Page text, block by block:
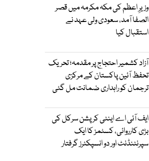
وزیرِ اعظم کی مکہ مکرمہ میں قصر
الصفا آمد، سعودی ولی عہد نے
استقبال کیا
آزاد کشمیر احتجاج پر مقدمہ؛ تحریک
تحفظ آئین پاکستان کے مرکزی
ترجمان کو راہداری ضمانت مل گئی
ایف آئی اے اینٹی کرپشن سرکل کی
بڑی کارروائی، کسٹمز کا ایک
سپرنٹنڈنٹ اور دو انسپکٹرز گرفتار